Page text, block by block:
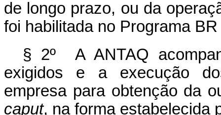
de longo prazo, ou da
foi habilitada no Programa
§ 2º A ANTAQ
exigidos e a execução
empresa para obtenção da
caput, na forma estabelecida